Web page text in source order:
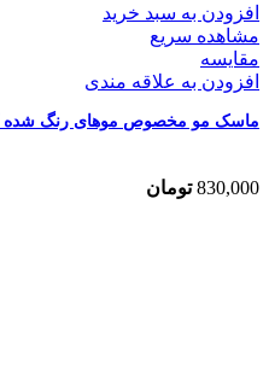
افزودن به سبد خرید
مشاهده سریع
مقایسه
افزودن به علاقه مندی
ماسک مو مخصوص موهای رنگ شده کلینیک
830,000 تومان